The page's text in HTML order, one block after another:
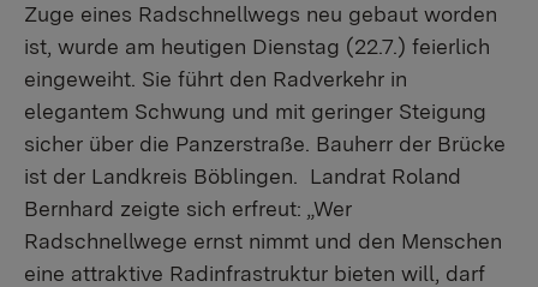
Zuge eines Radschnellwegs neu gebaut worden
ist, wurde am heutigen Dienstag (22.7.) feierlich
eingeweiht. Sie führt den Radverkehr in
elegantem Schwung und mit geringer Steigung
sicher über die Panzerstraße. Bauherr der Brücke
ist der Landkreis Böblingen. Landrat Roland
Bernhard zeigte sich erfreut: „Wer
Radschnellwege ernst nimmt und den Menschen
eine attraktive Radinfrastruktur bieten will, darf